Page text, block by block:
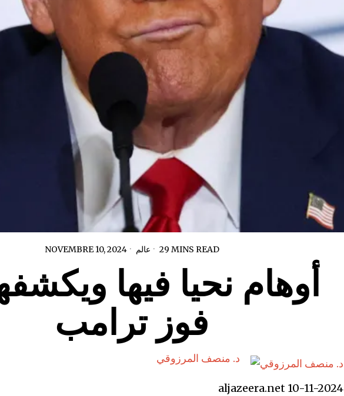
NOVEMBRE 10, 2024 عالم 29 MINS READ
أوهام نحيا فيها
فوز ترامب
د. منصف المرزوقي
aljazeera.net 10-11-2024